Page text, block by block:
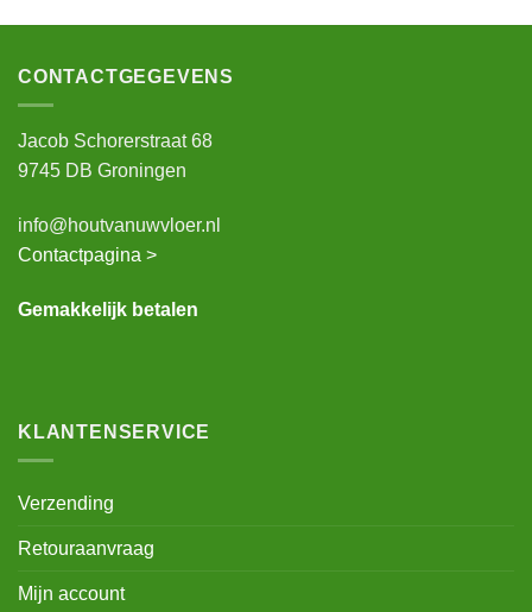
CONTACTGEGEVENS
Jacob Schorerstraat 68
9745 DB Groningen
info@houtvanuwvloer.nl
Contactpagina >
Gemakkelijk betalen
KLANTENSERVICE
Verzending
Retouraanvraag
Mijn account